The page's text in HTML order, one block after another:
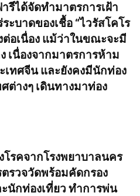
รีได้จัดทำมาตรการเฝ้า
ะบาดของเชื้อ “ไวรัสโคโร
อเนื่อง แม้ว่าในขณะจะมี
เนื่องจากมาตรการห้าม
เทศจีน และยังคงมีนักท่อง
ต่างๆ เดินทางมาท่อง
รคจากโรงพยาบาลนคร
รวจวัดพร้อมคัดกรอง
นักท่องเที่ยว ทำการพ่น